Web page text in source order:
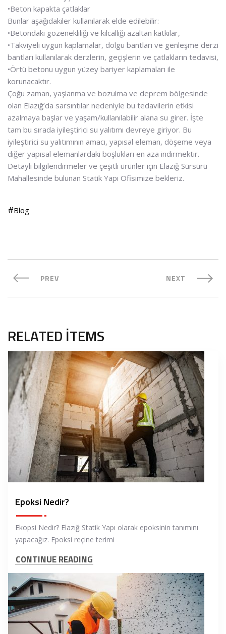
•Beton kapakta çatlaklar
Bunlar aşağıdakiler kullanılarak elde edilebilir:
•Betondaki gözenekliliği ve kılcallığı azaltan katkılar,
•Takviyeli uygun kaplamalar, dolgu bantları ve genleşme derzi
bantları kullanılarak derzlerin, geçişlerin ve çatlakların tedavisi,
•Örtü betonu uygun yüzey bariyer kaplamaları ile
korunacaktır.
Çoğu zaman, yaşlanma ve bozulma ve deprem bölgesinde
olan Elazığ’da sarsıntılar nedeniyle bu tedavilerin etkisi
azalmaya başlar ve yaşam/kullanılabilir alana su girer. İşte
tam bu sırada iyileştirici su yalıtımı devreye giriyor. Bu
iyileştirici su yalıtımının amacı, yapısal eleman, döşeme veya
diğer yapısal elemanlardaki boşlukları en aza indirmektir.
Detaylı bilgilendirmeler ve çeşitli ürünler için Elazığ Sürsürü
Mahallesinde bulunan Statik Yapı Ofisimize bekleriz.
Blog
PREV NEXT
RELATED ITEMS
Epoksi Nedir?
Ekopsi Nedir? Elazığ Statik Yapı olarak epoksinin tanımını
yapacağız. Epoksi reçine terimi
CONTINUE READING